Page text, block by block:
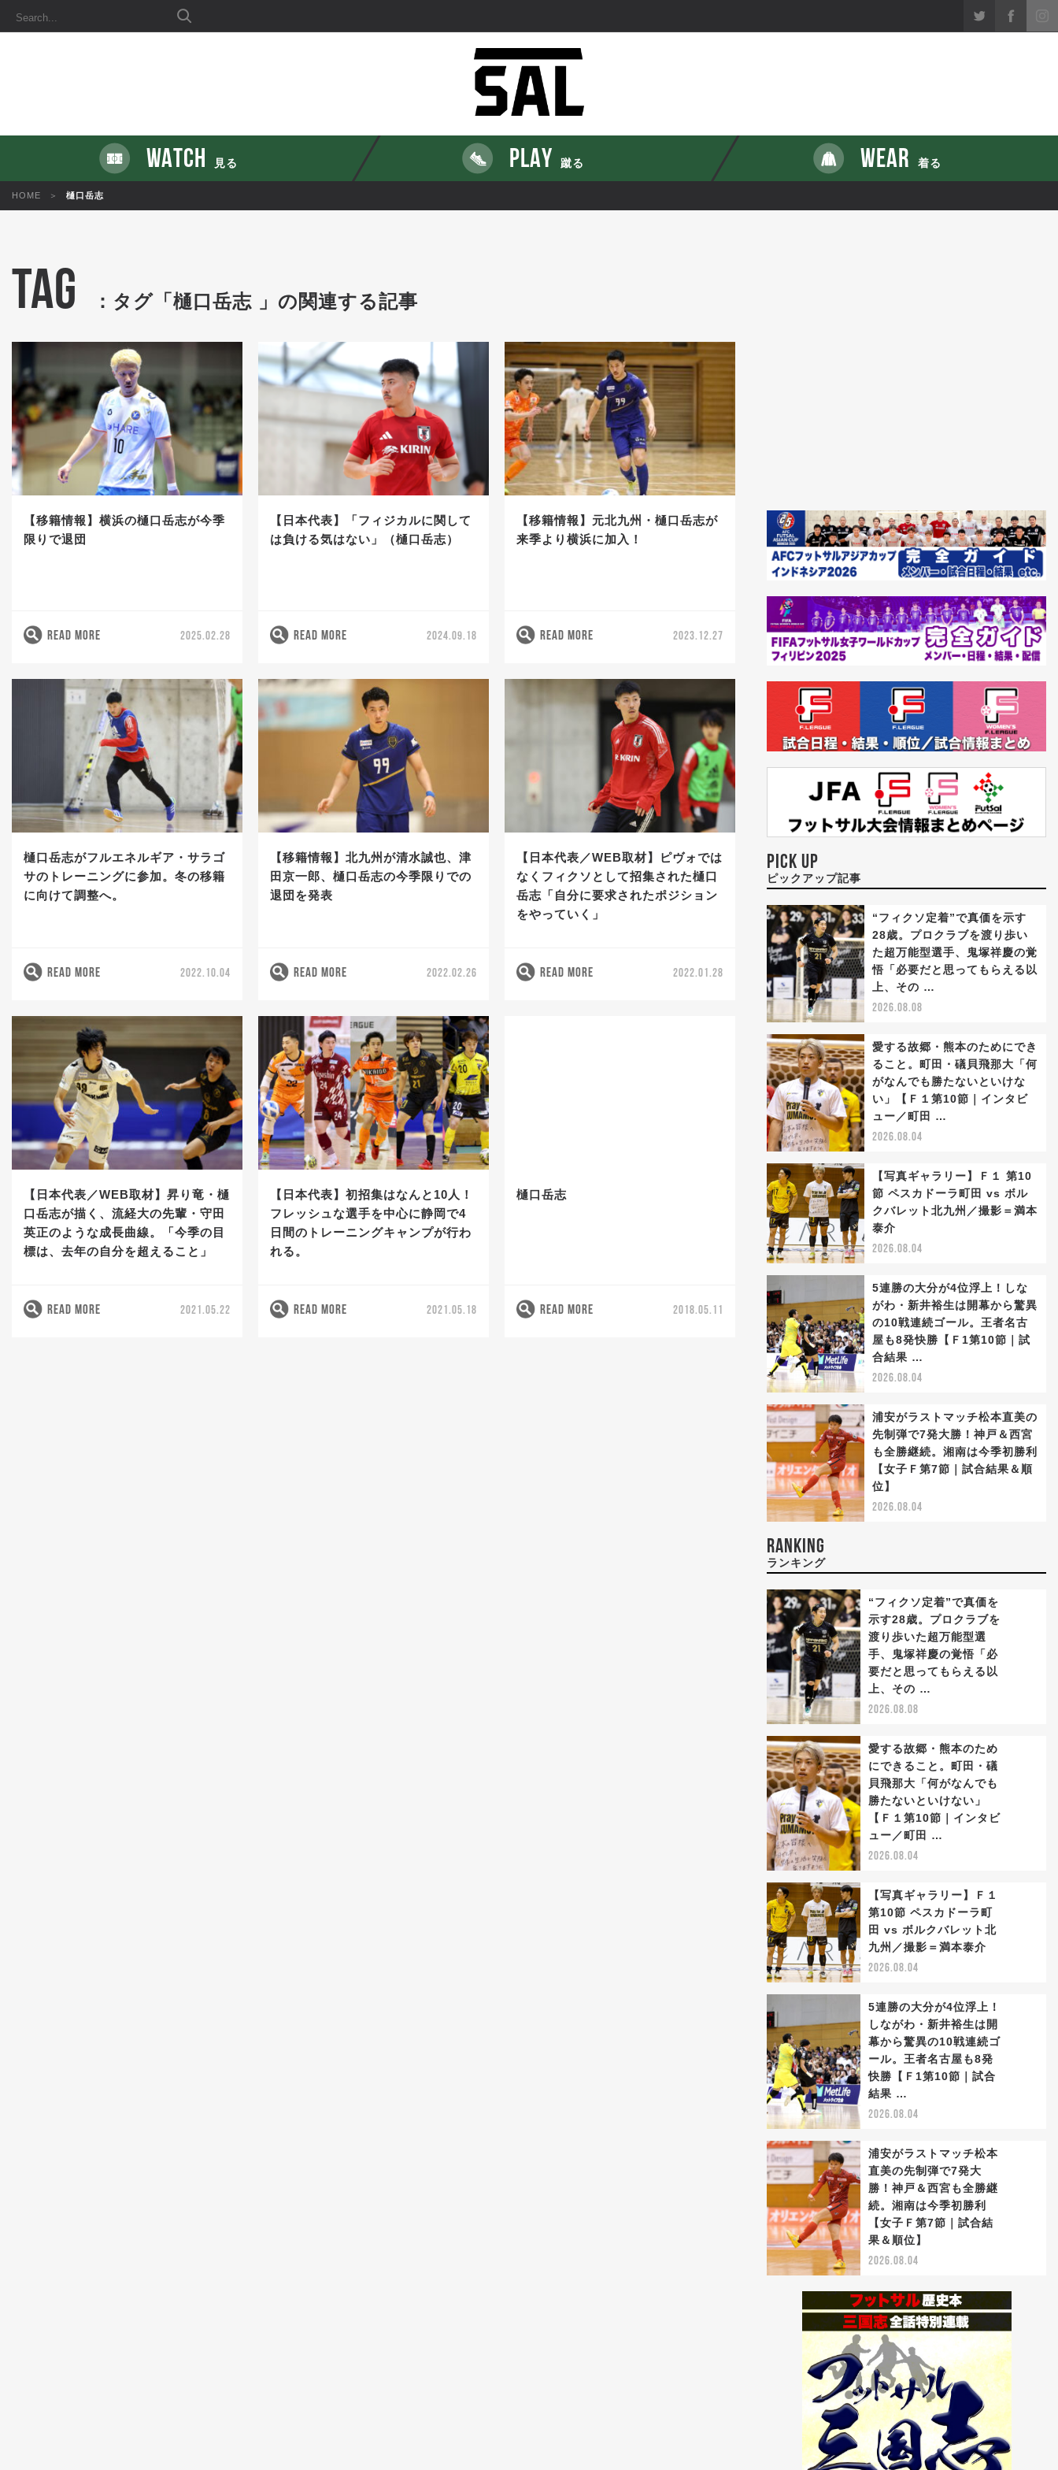
WATCH 見る PLAY 蹴る WEAR 着る
HOME 樋口岳志
TAG ：タグ「樋口岳志 」の関連する記事
【移籍情報】横浜の樋口岳志が今季
限りで退団
READ MORE 2025.02.28
【日本代表】「フィジカルに関して
は負ける気はない」（樋口岳志）
READ MORE 2024.09.18
【移籍情報】元北九州・樋口岳志が
来季より横浜に加入！
READ MORE 2023.12.27
樋口岳志がフルエネルギア・サラゴ
サのトレーニングに参加。冬の移籍
に向けて調整へ。
READ MORE 2022.10.04
【移籍情報】北九州が清水誠也、津
田京一郎、樋口岳志の今季限りでの
退団を発表
READ MORE 2022.02.26
【日本代表／WEB取材】ピヴォでは
なくフィクソとして招集された樋口
岳志「自分に要求されたポジション
をやっていく」
READ MORE 2022.01.28
【日本代表／WEB取材】昇り竜・樋
口岳志が描く、流経大の先輩・守田
英正のような成長曲線。「今季の目
標は、去年の自分を超えること」
READ MORE 2021.05.22
【日本代表】初招集はなんと10人！
フレッシュな選手を中心に静岡で4
日間のトレーニングキャンプが行わ
れる。
READ MORE 2021.05.18
樋口岳志
READ MORE 2018.05.11
PICK UP
ピックアップ記事
“フィクソ定着”で真価を示す
28歳。プロクラブを渡り歩い
た超万能型選手、鬼塚祥慶の覚
悟「必要だと思ってもらえる以
上、その …
2026.08.08
愛する故郷・熊本のためにでき
ること。町田・礒貝飛那大「何
がなんでも勝たないといけな
い」【Ｆ１第10節｜インタビ
ュー／町田 …
2026.08.04
【写真ギャラリー】Ｆ１ 第10
節 ペスカドーラ町田 vs ボル
クバレット北九州／撮影＝満本
泰介
2026.08.04
5連勝の大分が4位浮上！しな
がわ・新井裕生は開幕から驚異
の10戦連続ゴール。王者名古
屋も8発快勝【Ｆ1第10節｜試
合結果 …
2026.08.04
浦安がラストマッチ松本直美の
先制弾で7発大勝！神戸＆西宮
も全勝継続。湘南は今季初勝利
【女子Ｆ第7節｜試合結果＆順
位】
2026.08.04
RANKING
ランキング
“フィクソ定着”で真価を
示す28歳。プロクラブを
渡り歩いた超万能型選
手、鬼塚祥慶の覚悟「必
要だと思ってもらえる以
上、その …
2026.08.08
愛する故郷・熊本のため
にできること。町田・礒
貝飛那大「何がなんでも
勝たないといけない」
【Ｆ１第10節｜インタビ
ュー／町田 …
2026.08.04
【写真ギャラリー】Ｆ１
第10節 ペスカドーラ町
田 vs ボルクバレット北
九州／撮影＝満本泰介
2026.08.04
5連勝の大分が4位浮上！
しながわ・新井裕生は開
幕から驚異の10戦連続ゴ
ール。王者名古屋も8発
快勝【Ｆ1第10節｜試合
結果 …
2026.08.04
浦安がラストマッチ松本
直美の先制弾で7発大
勝！神戸＆西宮も全勝継
続。湘南は今季初勝利
【女子Ｆ第7節｜試合結
果＆順位】
2026.08.04